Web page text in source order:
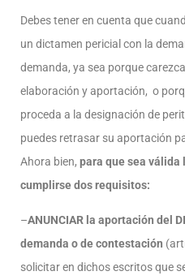
Debes tener en cuenta que
un dictamen pericial con la
demanda, ya sea porque
elaboración y aportación, o
proceda a la designación de
puedes retrasar su aportación
Ahora bien, para que sea
cumplirse dos requisitos:
–ANUNCIAR la aportación del
demanda o de contestación
solicitar en dichos escritos que